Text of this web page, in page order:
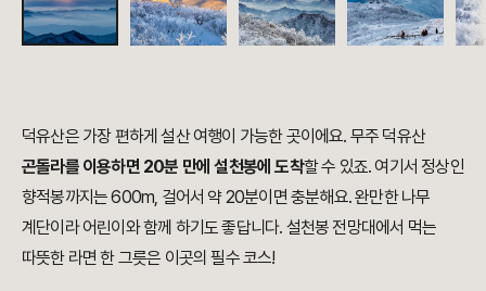
덕유산은 가장 편하게 설산 여행이 가능한 곳이에요. 무주 덕유산
곤돌라를 이용하면 20분 만에 설천봉에 도착할 수 있죠. 여기서 정상인
향적봉까지는 600m, 걸어서 약 20분이면 충분해요. 완만한 나무
계단이라 어린이와 함께 하기도 좋답니다. 설천봉 전망대에서 먹는
따뜻한 라면 한 그릇은 이곳의 필수 코스!